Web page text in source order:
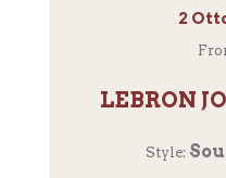
2
LEBRON
Style: